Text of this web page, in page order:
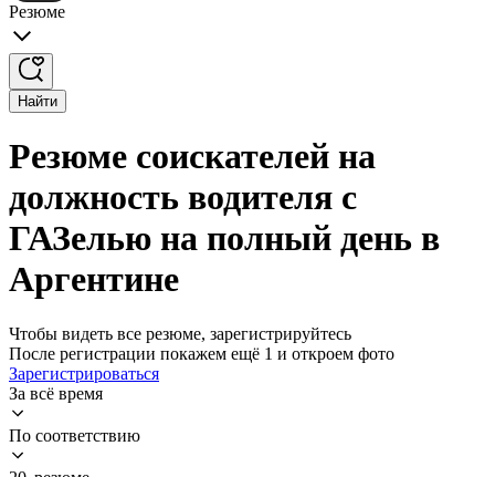
Резюме
Найти
Резюме соискателей на
должность водителя с
ГАЗелью на полный день в
Аргентине
Чтобы видеть все резюме, зарегистрируйтесь
После регистрации покажем ещё 1 и откроем фото
Зарегистрироваться
За всё время
По соответствию